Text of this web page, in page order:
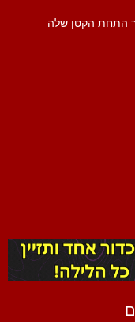
התחת הקטן שלה